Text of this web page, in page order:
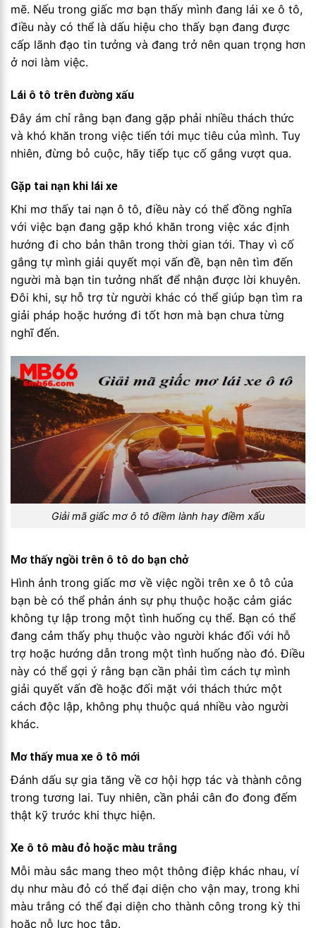
mẽ. Nếu trong giấc mơ bạn thấy mình đang lái xe ô tô,
điều này có thể là dấu hiệu cho thấy bạn đang được
cấp lãnh đạo tin tưởng và đang trở nên quan trọng hơn
ở nơi làm việc.
Lái ô tô trên đường xấu
Đây ám chỉ rằng bạn đang gặp phải nhiều thách thức
và khó khăn trong việc tiến tới mục tiêu của mình. Tuy
nhiên, đừng bỏ cuộc, hãy tiếp tục cố gắng vượt qua.
Gặp tai nạn khi lái xe
Khi mơ thấy tai nạn ô tô, điều này có thể đồng nghĩa
với việc bạn đang gặp khó khăn trong việc xác định
hướng đi cho bản thân trong thời gian tới. Thay vì cố
gắng tự mình giải quyết mọi vấn đề, bạn nên tìm đến
người mà bạn tin tưởng nhất để nhận được lời khuyên.
Đôi khi, sự hỗ trợ từ người khác có thể giúp bạn tìm ra
giải pháp hoặc hướng đi tốt hơn mà bạn chưa từng
nghĩ đến.
Giải mã giấc mơ ô tô điềm lành hay điềm xấu
Mơ thấy ngồi trên ô tô do bạn chở
Hình ảnh trong giấc mơ về việc ngồi trên xe ô tô của
bạn bè có thể phản ánh sự phụ thuộc hoặc cảm giác
không tự lập trong một tình huống cụ thể. Bạn có thể
đang cảm thấy phụ thuộc vào người khác đối với hỗ
trợ hoặc hướng dẫn trong một tình huống nào đó. Điều
này có thể gợi ý rằng bạn cần phải tìm cách tự mình
giải quyết vấn đề hoặc đối mặt với thách thức một
cách độc lập, không phụ thuộc quá nhiều vào người
khác.
Mơ thấy mua xe ô tô mới
Đánh dấu sự gia tăng về cơ hội hợp tác và thành công
trong tương lai. Tuy nhiên, cần phải cân đo đong đếm
thật kỹ trước khi thực hiện.
Xe ô tô màu đỏ hoặc màu trắng
Mỗi màu sắc mang theo một thông điệp khác nhau, ví
dụ như màu đỏ có thể đại diện cho vận may, trong khi
màu trắng có thể đại diện cho thành công trong kỳ thi
hoặc nỗ lực học tập.